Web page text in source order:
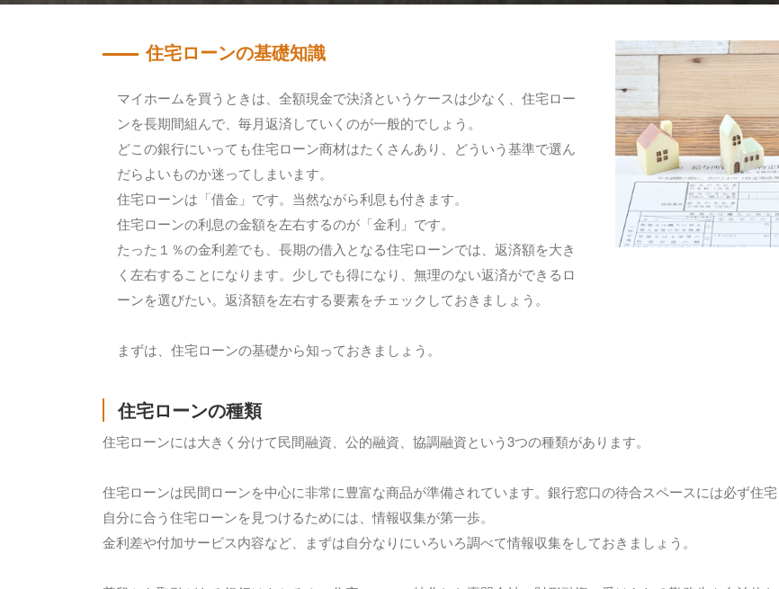
住宅ローンの基礎知識
マイホームを買うときは、全額現金で決済というケースは少なく、住宅ロー
ンを長期間組んで、毎月返済していくのが一般的でしょう。
どこの銀行にいっても住宅ローン商材はたくさんあり、どういう基準で選ん
だらよいものか迷ってしまいます。
住宅ローンは「借金」です。当然ながら利息も付きます。
住宅ローンの利息の金額を左右するのが「金利」です。
たった１％の金利差でも、長期の借入となる住宅ローンでは、返済額を大き
く左右することになります。少しでも得になり、無理のない返済ができるロ
ーンを選びたい。返済額を左右する要素をチェックしておきましょう。
まずは、住宅ローンの基礎から知っておきましょう。
住宅ローンの種類
住宅ローンには大きく分けて民間融資、公的融資、協調融資という3つの種類があります。
住宅ローンは民間ローンを中心に非常に豊富な商品が準備されています。銀行窓口の待合スペースには必ず住宅
自分に合う住宅ローンを見つけるためには、情報収集が第一歩。
金利差や付加サービス内容など、まずは自分なりにいろいろ調べて情報収集をしておきましょう。